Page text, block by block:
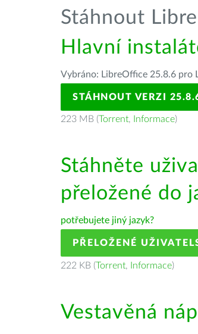
Stáhnout
Hlavní
Vybráno: LibreOffice 25.8.6 pro
STÁHNOUT VERZI
223 MB (Torrent, Informace)
Stáhněte
přeložené do
potřebujete jiný jazyk?
PŘELOŽENÉ
222 KB (Torrent, Informace)
Vestavěná